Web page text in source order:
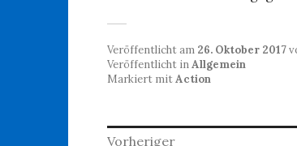
Veröffentlicht am 26. Oktober 2017
Veröffentlicht inAllgemein
Markiert mitAction
Vorheriger